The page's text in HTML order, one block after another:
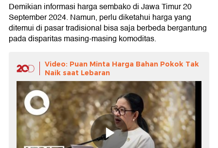
Demikian informasi harga sembako di Jawa Timur 20
September 2024. Namun, perlu diketahui harga yang
ditemui di pasar tradisional bisa saja berbeda bergantung
pada disparitas masing-masing komoditas.
Video: Puan Minta Harga Bahan Pokok Tak
Naik saat Lebaran